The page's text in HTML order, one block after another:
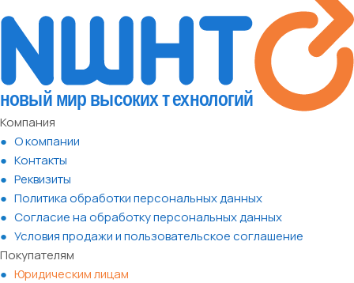
Компания
О компании
Контакты
Реквизиты
Политика обработки персональных данных
Согласие на обработку персональных данных
Условия продажи и пользовательское соглашение
Покупателям
Юридическим лицам